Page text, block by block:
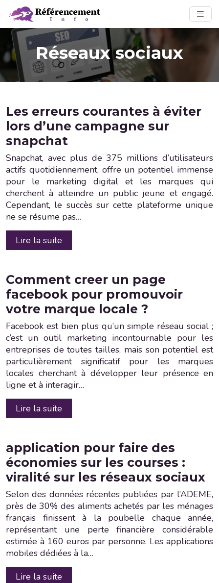
Réseaux sociaux
Les erreurs courantes à éviter
lors d’une campagne sur
snapchat
Snapchat, avec plus de 375 millions d’utilisateurs
actifs quotidiennement, offre un potentiel immense
pour le marketing digital et les marques qui
cherchent à atteindre un public jeune et engagé.
Cependant, le succès sur cette plateforme unique
ne se résume pas…
Lire la suite
Comment creer un page
facebook pour promouvoir
votre marque locale ?
Facebook est bien plus qu’un simple réseau social ;
c’est un outil marketing incontournable pour les
entreprises de toutes tailles, mais son potentiel est
particulièrement significatif pour les marques
locales cherchant à développer leur présence en
ligne et à interagir…
Lire la suite
application pour faire des
économies sur les courses :
viralité sur les réseaux sociaux
Selon des données récentes publiées par l’ADEME,
près de 30% des aliments achetés par les ménages
français finissent à la poubelle chaque année,
représentant une perte financière considérable
estimée à 160 euros par personne. Les applications
mobiles dédiées à la…
Lire la suite